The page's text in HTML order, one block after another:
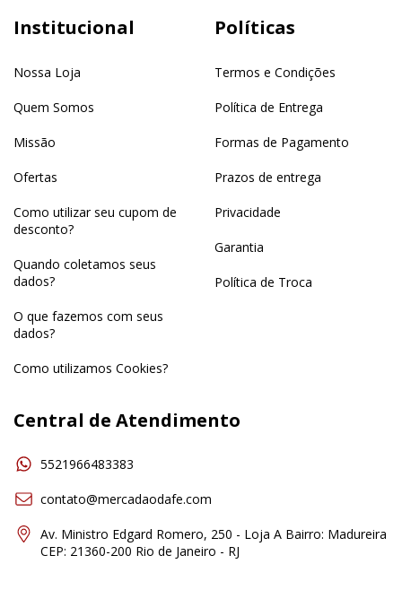
Institucional
Nossa Loja
Quem Somos
Missão
Ofertas
Como utilizar seu cupom de
desconto?
Quando coletamos seus
dados?
O que fazemos com seus
dados?
Como utilizamos Cookies?
Políticas
Termos e Condições
Política de Entrega
Formas de Pagamento
Prazos de entrega
Privacidade
Garantia
Política de Troca
Central de Atendimento
5521966483383
contato@mercadaodafe.com
Av. Ministro Edgard Romero, 250 - Loja A Bairro: Madureira
CEP: 21360-200 Rio de Janeiro - RJ